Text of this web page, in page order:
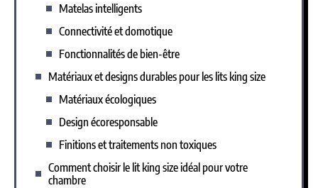
Matelas intelligents
Connectivité et domotique
Fonctionnalités de bien-être
Matériaux et designs durables pour les lits king size
Matériaux écologiques
Design écoresponsable
Finitions et traitements non toxiques
Comment choisir le lit king size idéal pour votre
chambre